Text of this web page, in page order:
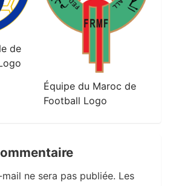
de
Équipe du Maroc de
Football Logo
ne sera pas publiée. Les